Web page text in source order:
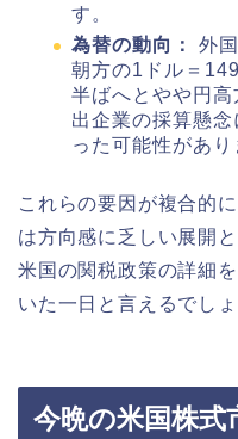
す。
為替の動向：
外
朝方の1ドル＝
半ばへとやや円
出企業の採算懸
った可能性があり
これらの要因が複合的
は方向感に乏しい展開
米国の関税政策の詳細
いた一日と言えるでしょ
今晩の米国株式